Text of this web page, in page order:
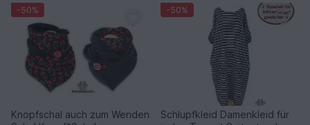
-50%
Knopfschal auch zum Wenden
-50%
Schlupfkleid Damenkleid für